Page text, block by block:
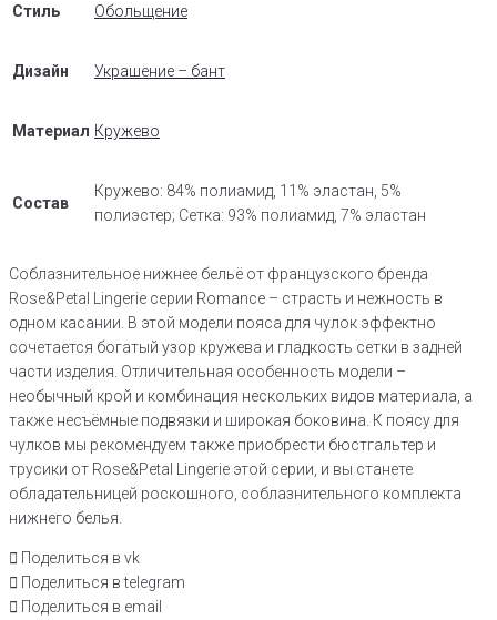
Стиль Обольщение
Дизайн Украшение – бант
Материал Кружево
Состав
Кружево: 84% полиамид, 11% эластан, 5%
полиэстер; Сетка: 93% полиамид, 7% эластан
Соблазнительное нижнее бельё от французского бренда
Rose&Petal Lingerie серии Romance – страсть и нежность в
одном касании. В этой модели пояса для чулок эффектно
сочетается богатый узор кружева и гладкость сетки в задней
части изделия. Отличительная особенность модели –
необычный крой и комбинация нескольких видов материала, а
также несъёмные подвязки и широкая боковина. К поясу для
чулков мы рекомендуем также приобрести бюстгальтер и
трусики от Rose&Petal Lingerie этой серии, и вы станете
обладательницей роскошного, соблазнительного комплекта
нижнего белья.
Поделиться в vk
Поделиться в telegram
Поделиться в email